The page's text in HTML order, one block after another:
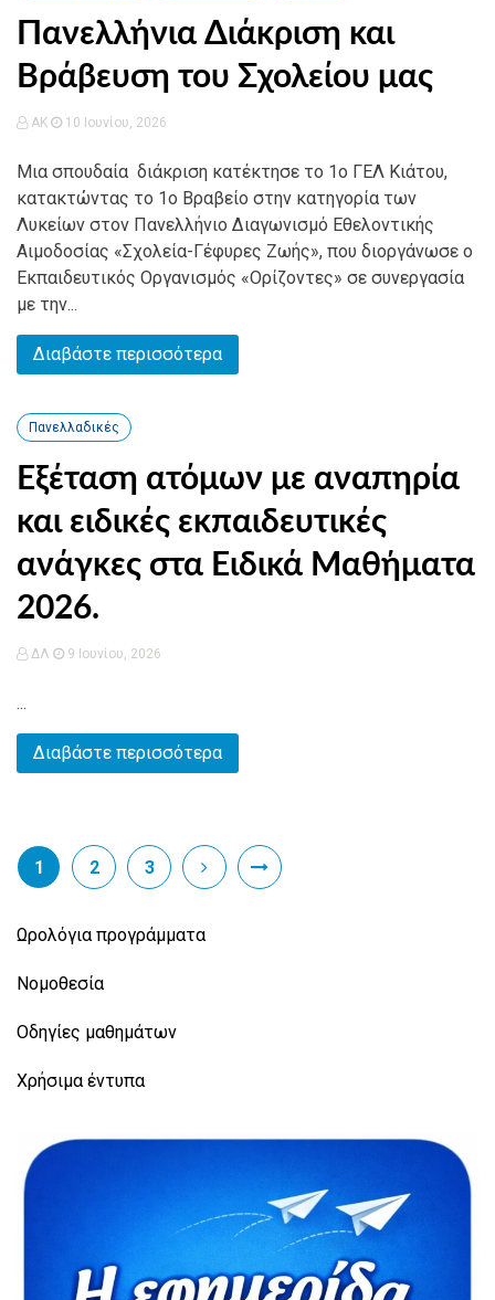
Πανελλήνια Διάκριση και
Βράβευση του Σχολείου μας
AK 10 Ιουνίου, 2026
Μια σπουδαία διάκριση κατέκτησε το 1ο ΓΕΛ Κιάτου,
κατακτώντας το 1ο Βραβείο στην κατηγορία των
Λυκείων στον Πανελλήνιο Διαγωνισμό Εθελοντικής
Αιμοδοσίας «Σχολεία-Γέφυρες Ζωής», που διοργάνωσε ο
Εκπαιδευτικός Οργανισμός «Ορίζοντες» σε συνεργασία
με την...
Διαβάστε περισσότερα
Πανελλαδικές
Εξέταση ατόμων με αναπηρία
και ειδικές εκπαιδευτικές
ανάγκες στα Ειδικά Μαθήματα
2026.
ΔΛ 9 Ιουνίου, 2026
...
Διαβάστε περισσότερα
1 2 3
Ωρολόγια προγράμματα
Νομοθεσία
Οδηγίες μαθημάτων
Χρήσιμα έντυπα